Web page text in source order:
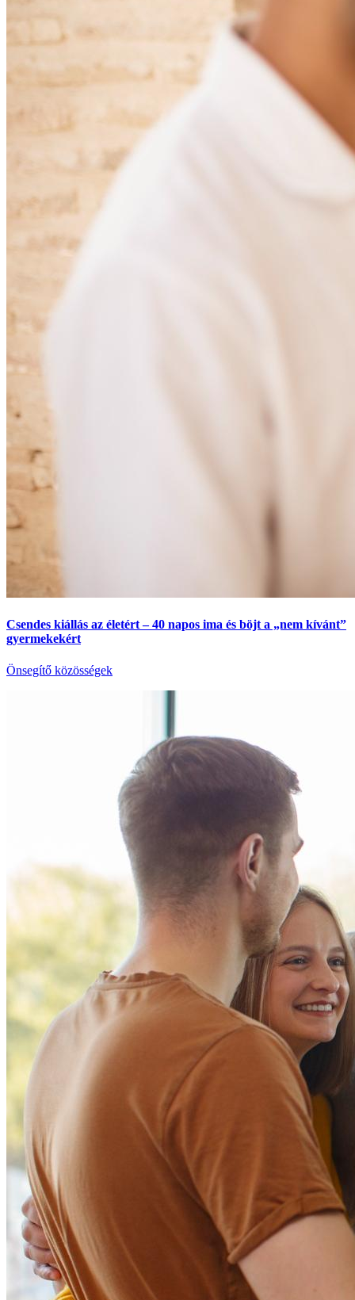
Csendes kiállás az életért – 40 napos ima és böjt a „nem kívánt”
gyermekekért
Önsegítő közösségek